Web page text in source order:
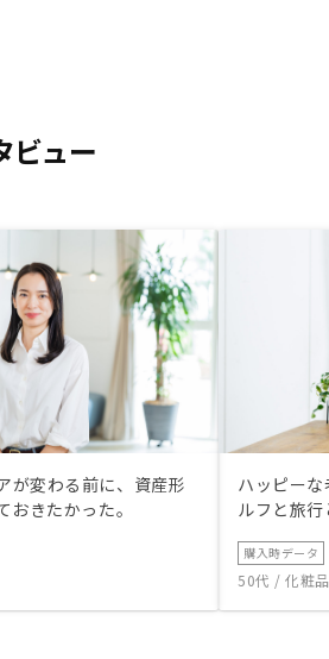
ビュー
が変わる前に、資産形
おきたかった。
ハッピー
ルフと旅
購入時データ
50代 / 化粧